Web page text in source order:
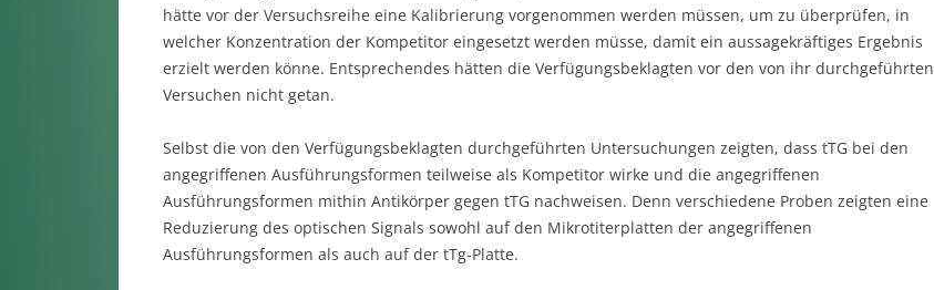
hätte vor der Versuchsreihe eine Kalibrierung vorgenommen werden müssen, um zu überprüfen, in
welcher Konzentration der Kompetitor eingesetzt werden müsse, damit ein aussagekräftiges Ergebnis
erzielt werden könne. Entsprechendes hätten die Verfügungsbeklagten vor den von ihr durchgeführten
Versuchen nicht getan.
Selbst die von den Verfügungsbeklagten durchgeführten Untersuchungen zeigten, dass tTG bei den
angegriffenen Ausführungsformen teilweise als Kompetitor wirke und die angegriffenen
Ausführungsformen mithin Antikörper gegen tTG nachweisen. Denn verschiedene Proben zeigten eine
Reduzierung des optischen Signals sowohl auf den Mikrotiterplatten der angegriffenen
Ausführungsformen als auch auf der tTg-Platte.